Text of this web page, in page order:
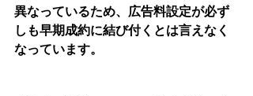
異なっているため、広告料設定が必ず
しも早期成約に結び付くとは言えなく
なっています。